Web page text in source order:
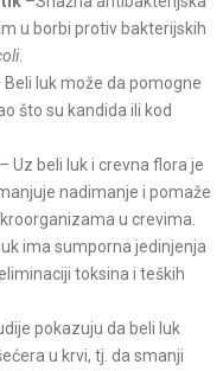
u borbi protiv bakterijskih
Beli luk može da pomogne
što su kandida ili kod
– Uz beli luk i crevna flora je
nadimanje i pomaže
u crevima.
ima sumporna jedinjenja
toksina i teških
pokazuju da beli luk
u krvi, tj. da smanji